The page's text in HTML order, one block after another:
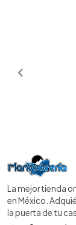
La mejor tienda
en México.
la puerta de tu